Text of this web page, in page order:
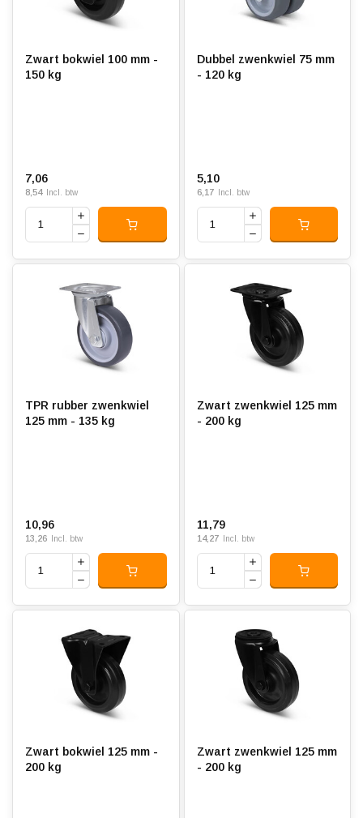
Zwart bokwiel 100 mm -
150 kg
7,06
8,54 Incl. btw
Dubbel zwenkwiel 75 mm
- 120 kg
5,10
6,17 Incl. btw
TPR rubber zwenkwiel
125 mm - 135 kg
10,96
13,26 Incl. btw
Zwart zwenkwiel 125 mm
- 200 kg
11,79
14,27 Incl. btw
Zwart bokwiel 125 mm -
200 kg
Zwart zwenkwiel 125 mm
- 200 kg